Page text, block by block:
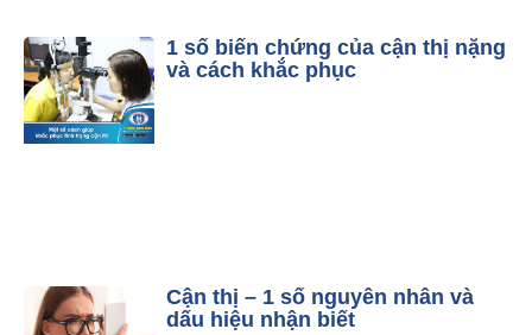
1 số biến chứng của cận thị nặng
và cách khắc phục
Cận thị – 1 số nguyên nhân và
dấu hiệu nhận biết